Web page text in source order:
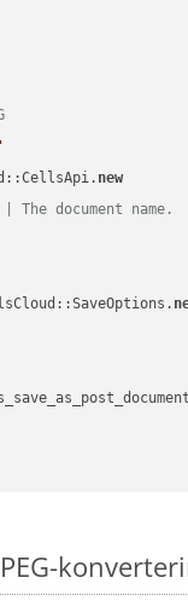
new
The document name.